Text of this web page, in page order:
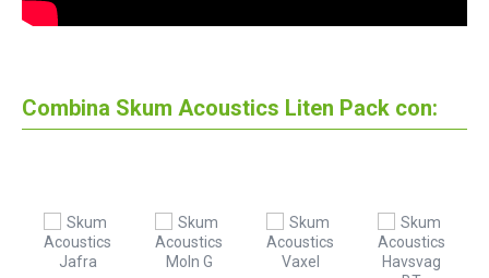
Combina Skum Acoustics Liten Pack con: